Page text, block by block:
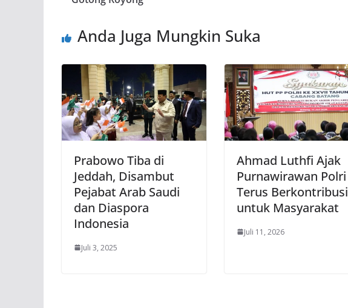
Anda Juga Mungkin Suka
Prabowo Tiba di
Jeddah, Disambut
Pejabat Arab Saudi
dan Diaspora
Indonesia
Juli 3, 2025
Ahmad Luthfi Ajak
Purnawirawan Polri
Terus Berkontribusi
untuk Masyarakat
Juli 11, 2026